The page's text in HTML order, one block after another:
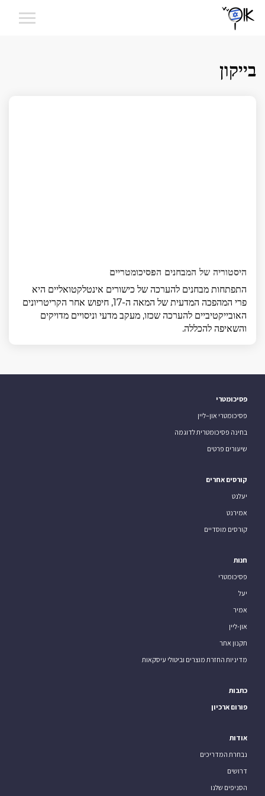
בייקון
היסטוריה של המבחנים הפסיכומטריים
התפתחות מבחנים להערכה של כישורים אינטלקטואליים היא
פרי המהפכה המדעית של המאה ה-17, חיפוש אחר הקריטריונים
האובייקטיביים להערכה שכזו, מעקב מדעי וניסויים מדויקים
והשאיפה להכללה.
פסיכומטרי
פסיכומטרי און–ליין
בחינה פסיכומטרית לדוגמה
שיעורים פרטים
קורסים אחרים
יעלנט
אמירנט
קורסים מוסדיים
חנות
פסיכומטרי
יעל
אמיר
און-ליין
תקנון אתר
מדיניות החזרת מוצרים וביטולי עיסקאות
כתבות
פורום ארכיון
אודות
נבחרת המדריכים
דרושים
הסניפים שלנו